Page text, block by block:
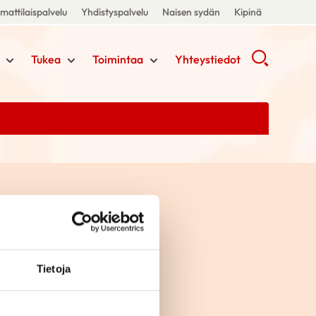
Tietoja
Yhdistyspalvelu Naisen sydän Kipinä
Tukea Toimintaa Yhteystiedot